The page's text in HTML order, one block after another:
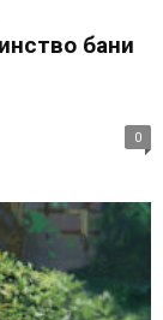
бани
0